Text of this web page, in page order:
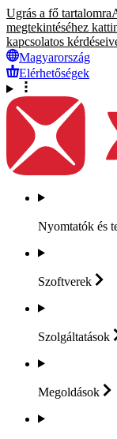
Ugrás a fő tartalomra
megtekintéséhez
kapcsolatos
Magyarország
Elérhetőségek
Nyomtatók és
Szoftverek
Szolgáltatások
Megoldások